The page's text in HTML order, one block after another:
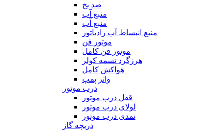
ضد یخ
منبع آب
منبع آب
منبع انبساط آب رادیاتور
موتور فن
موتور فن کامل
هرزگرد تسمه کولر
هواکش کامل
واتر پمپ
درب موتور
قفل درب موتور
لولای درب موتور
نمدی درب موتور
دریچه گاز